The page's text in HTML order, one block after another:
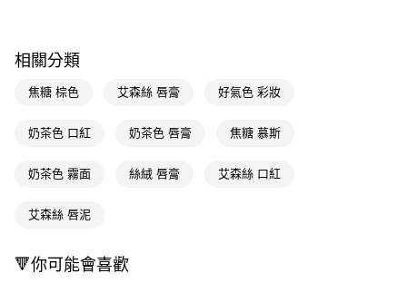
２．便利：只要手機號碼，簡訊認證，即可結帳。
３．安心：先確認商品／服務後，再付款。
結帳頁面，進行簡訊認證並確認金額後，即可完成結帳。
３．收到繳費通知簡訊後14天內，點擊此簡訊中的連結，可透過四大超商／
購買商品的店家。未經商家同意取消之訂單仍視為有效，需透過AFTEE先享
是否繳費成功／繳費後需取消欲退款等相關疑問，請聯繫「AFTEE先享後付
每筆NT$65，滿NT$390(含以上)免運費
付款後全家取貨
每筆NT$65，滿NT$490(含以上)免運費
每筆NT$65，滿NT$490(含以上)免運費
相關分類
焦糖 棕色 艾森絲 唇膏 好氣色 彩妝
奶茶色 口紅 奶茶色 唇膏 焦糖 慕斯
奶茶色 霧面 絲絨 唇膏 艾森絲 口紅
艾森絲 唇泥
🔻你可能會喜歡